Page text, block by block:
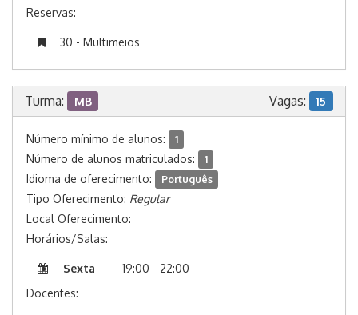
Reservas:
30 - Multimeios
Turma: MB Vagas: 15
Número mínimo de alunos: 1
Número de alunos matriculados: 1
Idioma de oferecimento: Português
Tipo Oferecimento: Regular
Local Oferecimento:
Horários/Salas:
Sexta
19:00 - 22:00
Docentes: